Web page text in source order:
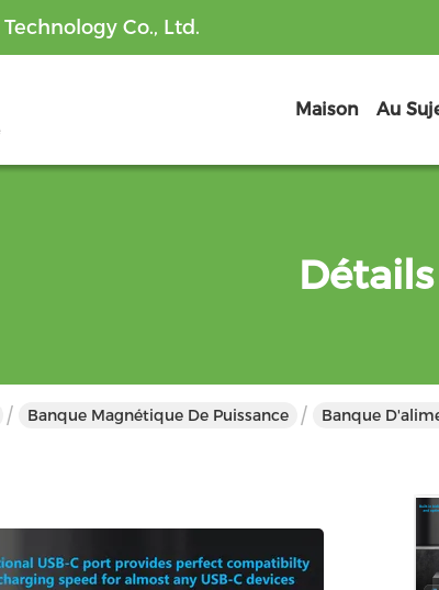
Co., Ltd.
Maison
Banque Magnétique De Puissance Banque